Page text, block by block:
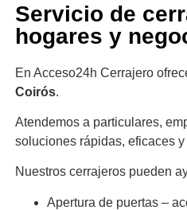
Servicio de
hogares y
En Acceso24h Cerrajero
Coirós.
Atendemos a particulares,
soluciones rápidas, eficaces
Nuestros cerrajeros pueden
Apertura de puertas –